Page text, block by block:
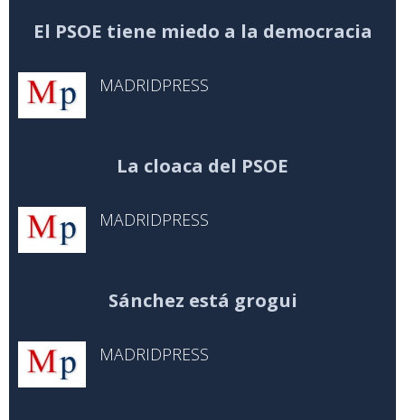
El PSOE tiene miedo a la democracia
MADRIDPRESS
La cloaca del PSOE
MADRIDPRESS
Sánchez está grogui
MADRIDPRESS